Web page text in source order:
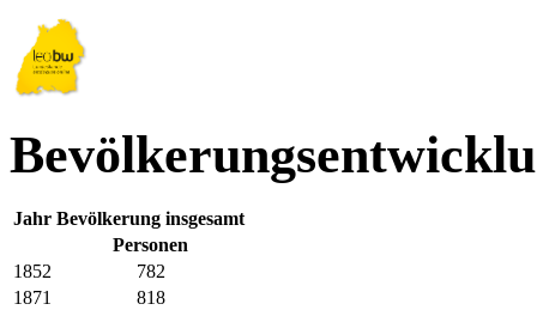
Jahr Bevölkerung insgesamt
Personen
1852
782
1871
818